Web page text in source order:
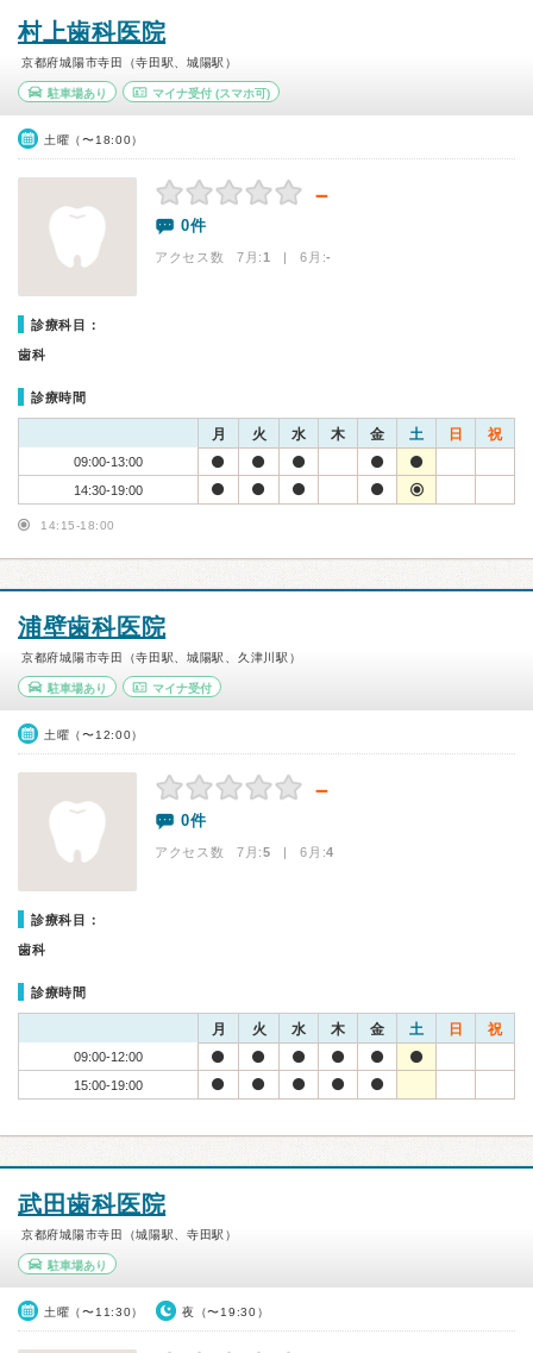
村上歯科医院
京都府城陽市寺田（寺田駅、城陽駅）
駐車場あり マイナ受付(スマホ可)
土曜（〜18:00）
－
0件
アクセス数 7月:1 | 6月:-
診療科目：
歯科
診療時間
月 火 水 木 金 土 日 祝
09:00-13:00
14:30-19:00
14:15-18:00
浦壁歯科医院
京都府城陽市寺田（寺田駅、城陽駅、久津川駅）
駐車場あり マイナ受付
土曜（〜12:00）
－
0件
アクセス数 7月:5 | 6月:4
診療科目：
歯科
診療時間
月 火 水 木 金 土 日 祝
09:00-12:00
15:00-19:00
武田歯科医院
京都府城陽市寺田（城陽駅、寺田駅）
駐車場あり
土曜（〜11:30） 夜（〜19:30）